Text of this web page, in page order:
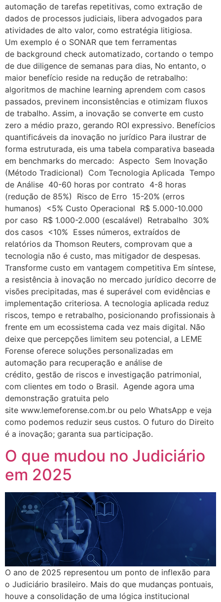
automação de tarefas repetitivas, como extração de
dados de processos judiciais, libera advogados para
atividades de alto valor, como estratégia litigiosa.
Um exemplo é o SONAR que tem ferramentas
de background check automatizado, cortando o tempo
de due diligence de semanas para dias, No entanto, o
maior benefício reside na redução de retrabalho:
algoritmos de machine learning aprendem com casos
passados, previnem inconsistências e otimizam fluxos
de trabalho. Assim, a inovação se converte em custo
zero a médio prazo, gerando ROI expressivo. Benefícios
quantificáveis da inovação no jurídico Para ilustrar de
forma estruturada, eis uma tabela comparativa baseada
em benchmarks do mercado: Aspecto Sem Inovação
(Método Tradicional) Com Tecnologia Aplicada Tempo
de Análise 40-60 horas por contrato 4-8 horas
(redução de 85%) Risco de Erro 15-20% (erros
humanos) <5% Custo Operacional R$ 5.000-10.000
por caso R$ 1.000-2.000 (escalável) Retrabalho 30%
dos casos <10% Esses números, extraídos de
relatórios da Thomson Reuters, comprovam que a
tecnologia não é custo, mas mitigador de despesas.
Transforme custo em vantagem competitiva Em síntese,
a resistência à inovação no mercado jurídico decorre de
visões precipitadas, mas é superável com evidências e
implementação criteriosa. A tecnologia aplicada reduz
riscos, tempo e retrabalho, posicionando profissionais à
frente em um ecossistema cada vez mais digital. Não
deixe que percepções limitem seu potencial, a LEME
Forense oferece soluções personalizadas em
automação para recuperação e análise de
crédito, gestão de riscos e investigação patrimonial,
com clientes em todo o Brasil. Agende agora uma
demonstração gratuita pelo
site www.lemeforense.com.br ou pelo WhatsApp e veja
como podemos reduzir seus custos. O futuro do Direito
é a inovação; garanta sua participação.
O que mudou no Judiciário
em 2025
O ano de 2025 representou um ponto de inflexão para
o Judiciário brasileiro. Mais do que mudanças pontuais,
houve a consolidação de uma lógica institucional